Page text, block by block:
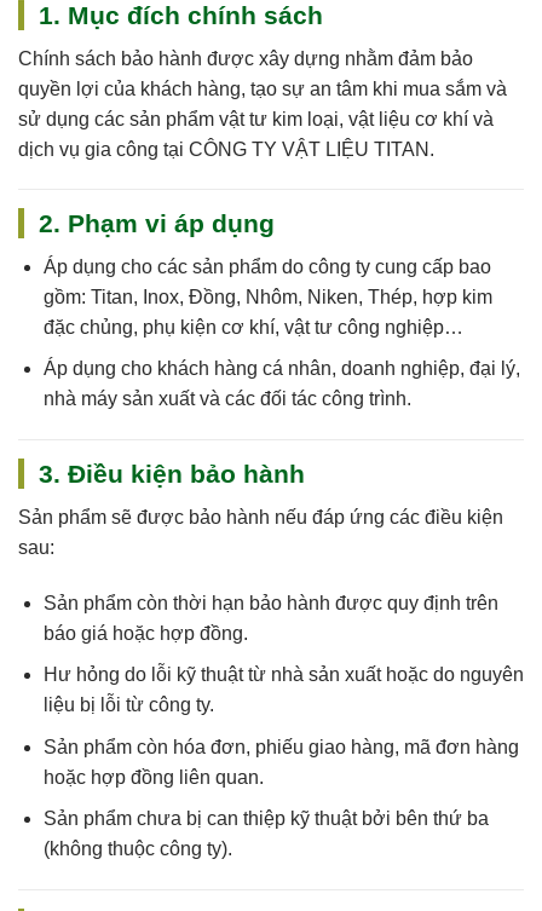
1. Mục đích chính sách
Chính sách bảo hành được xây dựng nhằm đảm bảo
quyền lợi của khách hàng, tạo sự an tâm khi mua sắm và
sử dụng các sản phẩm vật tư kim loại, vật liệu cơ khí và
dịch vụ gia công tại CÔNG TY VẬT LIỆU TITAN .
2. Phạm vi áp dụng
Áp dụng cho các sản phẩm do công ty cung cấpbao
gồm: Titan, Inox, Đồng, Nhôm, Niken, Thép, hợp kim
đặc chủng, phụ kiện cơ khí, vật tư công nghiệp…
Áp dụng cho khách hàng cá nhân, doanh nghiệp, đại lý,
nhà máy sản xuất và các đối tác công trình.
3. Điều kiện bảo hành
Sản phẩm sẽ được bảo hành nếu đáp ứng các điều kiện
sau:
Sản phẩm còn thời hạn bảo hành được quy định trên
báo giá hoặc hợp đồng.
Hư hỏng do lỗi kỹ thuậttừ nhà sản xuất hoặc do nguyên
liệu bị lỗi từ công ty.
Sản phẩm còn hóa đơn, phiếu giao hàng, mã đơn hàng
hoặc hợp đồng liên quan.
Sản phẩm chưa bị can thiệp kỹ thuật bởi bên thứ ba
(không thuộc công ty).